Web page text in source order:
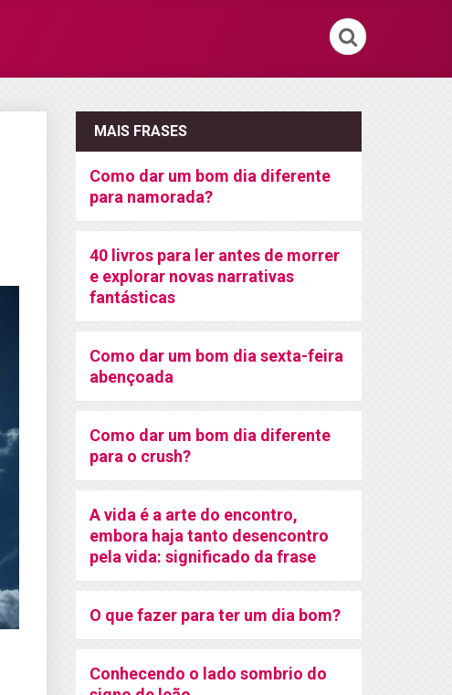
MAIS FRASES
Como dar um bom dia diferente
para namorada?
40 livros para ler antes de morrer
e explorar novas narrativas
fantásticas
Como dar um bom dia sexta-feira
abençoada
Como dar um bom dia diferente
para o crush?
A vida é a arte do encontro,
embora haja tanto desencontro
pela vida: significado da frase
O que fazer para ter um dia bom?
Conhecendo o lado sombrio do